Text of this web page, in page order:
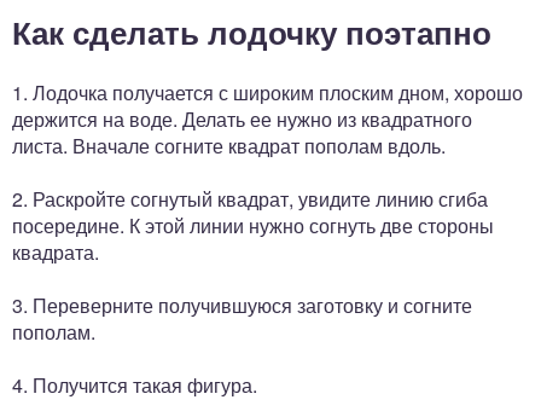
Как сделать лодочку поэтапно
1. Лодочка получается с широким плоским дном, хорошо
держится на воде. Делать ее нужно из квадратного
листа. Вначале согните квадрат пополам вдоль.
2. Раскройте согнутый квадрат, увидите линию сгиба
посередине. К этой линии нужно согнуть две стороны
квадрата.
3. Переверните получившуюся заготовку и согните
пополам.
4. Получится такая фигура.